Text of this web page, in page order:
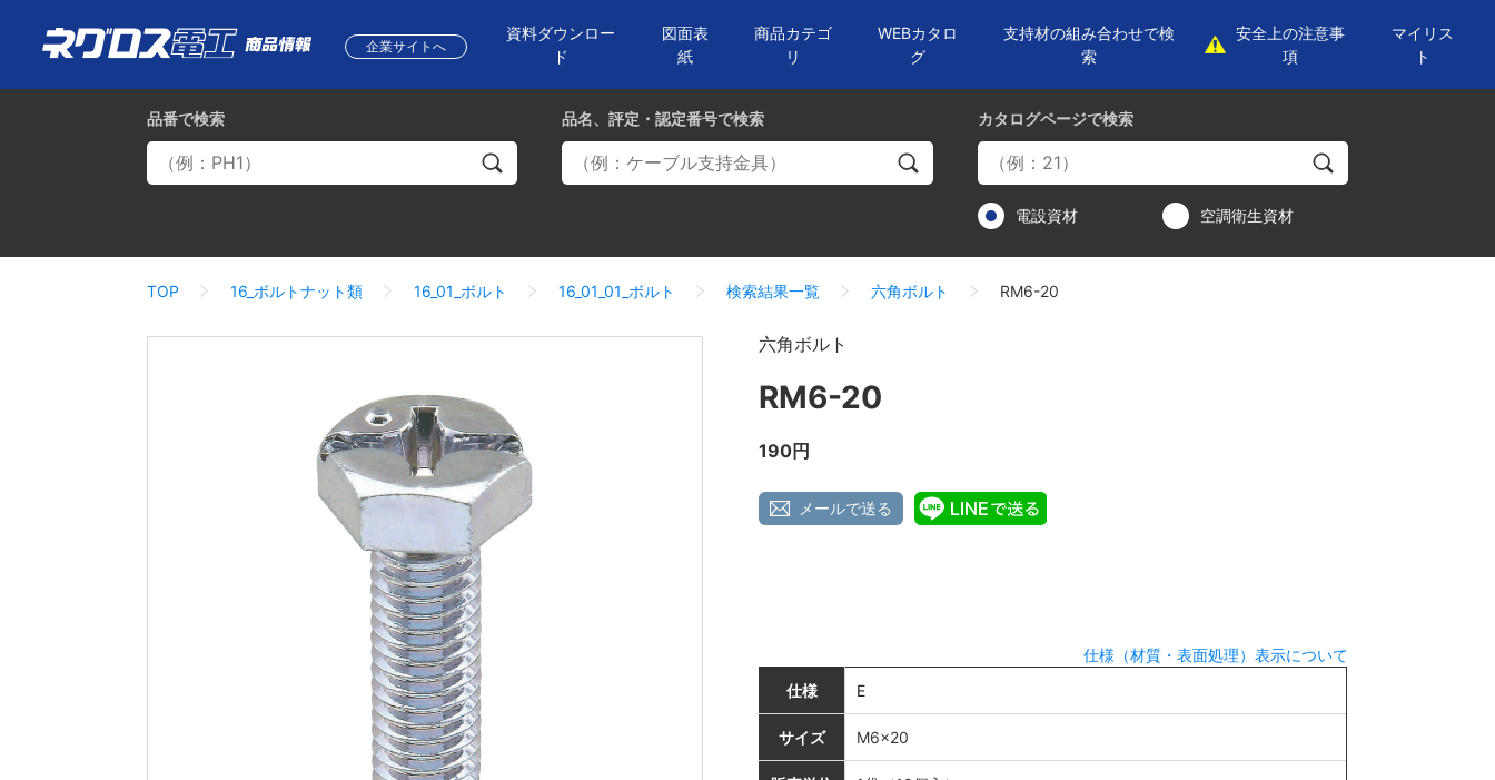
企業サイトへ
資料ダウンロー
ド
図面表
紙
商品カテゴ
リ
WEBカタロ
グ
支持材の組み合わせで検
索
安全上の注意事
項
マイリス
ト
品番で検索 カタログページで検索
電設資材 空調衛生資材
品名、評定・認定番号で検索
TOP 16_ボルトナット類 16_01_ボルト 16_01_01_ボルト 検索結果一覧 六角ボルト RM6-20
六角ボルト
RM6-20
190円
メールで送る
仕様（材質・表面処理）表示について
仕様
E
サイズ M6×20